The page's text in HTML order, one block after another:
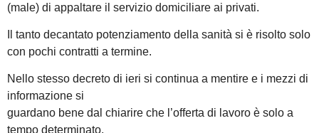
(male) di appaltare il servizio domiciliare ai privati.
Il tanto decantato potenziamento della sanità si è risolto solo
con pochi contratti a termine.
Nello stesso decreto di ieri si continua a mentire e i mezzi di
informazione si
guardano bene dal chiarire che l’offerta di lavoro è solo a
tempo determinato.